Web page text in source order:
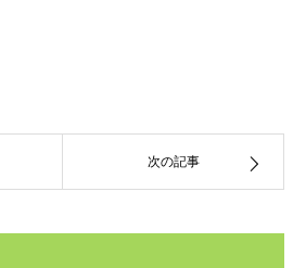
次の記事